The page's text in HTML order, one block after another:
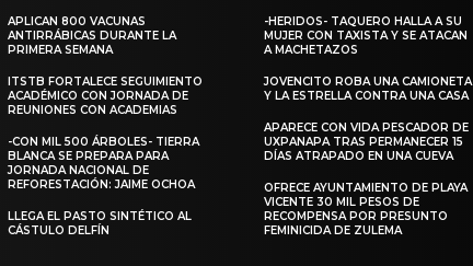
APLICAN 800 VACUNAS
ANTIRRÁBICAS DURANTE LA
PRIMERA SEMANA
ITSTB FORTALECE SEGUIMIENTO
ACADÉMICO CON JORNADA DE
REUNIONES CON ACADEMIAS
-CON MIL 500 ÁRBOLES- TIERRA
BLANCA SE PREPARA PARA
JORNADA NACIONAL DE
REFORESTACIÓN: JAIME OCHOA
LLEGA EL PASTO SINTÉTICO AL
CÁSTULO DELFÍN
-HERIDOS- TAQUERO HALLA A SU
MUJER CON TAXISTA Y SE ATACAN
A MACHETAZOS
JOVENCITO ROBA UNA CAMIONETA
Y LA ESTRELLA CONTRA UNA CASA
APARECE CON VIDA PESCADOR DE
UXPANAPA TRAS PERMANECER 15
DÍAS ATRAPADO EN UNA CUEVA
OFRECE AYUNTAMIENTO DE PLAYA
VICENTE 30 MIL PESOS DE
RECOMPENSA POR PRESUNTO
FEMINICIDA DE ZULEMA